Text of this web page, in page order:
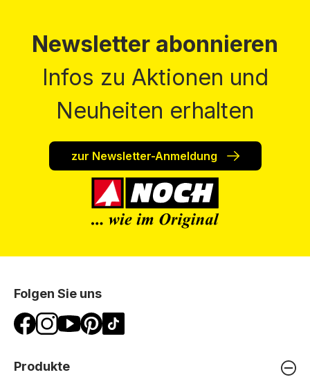
Newsletter abonnieren
Infos zu Aktionen und
Neuheiten erhalten
zur Newsletter-Anmeldung
Folgen Sie uns
Produkte